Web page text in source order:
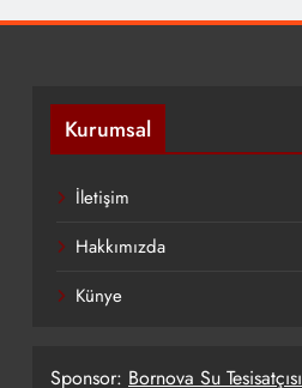
Kurumsal
İletişim
Hakkımızda
Künye
Sponsor: Bornova Su Tesisatçısı